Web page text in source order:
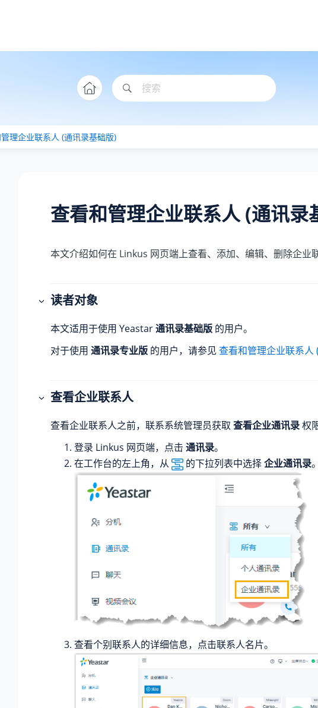
理企业联系人 (通讯录基础版)
查看和管理企业联系人 (通讯录
本文介绍如何在 Linkus 网页端上查看、添加、编辑、删除企业
读者对象
本文适用于使用 Yeastar通讯录基础版 的用户。
对于使用 通讯录专业版 的用户，请参见 查看和管理企业联系人
查看企业联系人
查看企业联系人之前，联系系统管理员获取 查看企业通讯录权
登录 Linkus 网页端，点击 通讯录。
在工作台的左上角，从
的下拉列表中选择企业通讯录
查看个别联系人的详细信息，点击联系人名片。